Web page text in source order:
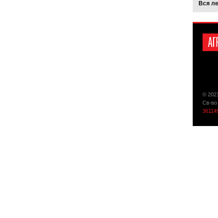
Вся
©
Св-во